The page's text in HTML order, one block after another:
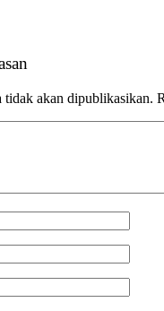
tidak akan dipublikasikan.